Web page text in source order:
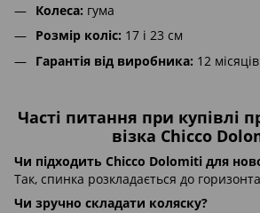
Колеса: гума
Розмір коліс: 17 і 23 см
Гарантія від виробника: 12 місяців
Часті питання при купівлі
візка Chicco
Чи підходить Chicco Dolomiti для
Так, спинка розкладається до
Чи зручно складати коляску?